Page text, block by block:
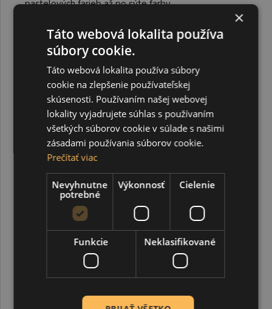
pastelových farieb až po sýte farby
Akrylová farba má objem 20 ml a zúžený hrot na lepšie
vytláčanie farby.
SÚVISIACE PRODUKTY
×
Táto webová lokalita používa
súbory cookie.
Táto webová lokalita používa súbory
cookie na zlepšenie používateľskej
skúsenosti. Používaním našej webovej
lokality vyjadrujete súhlas s používaním
všetkých súborov cookie v súlade s našimi
zásadami používania súborov cookie.
Prečítať viac
Nevyhnutne
potrebné
Výkonnosť Cielenie
Funkcie Neklasifikované